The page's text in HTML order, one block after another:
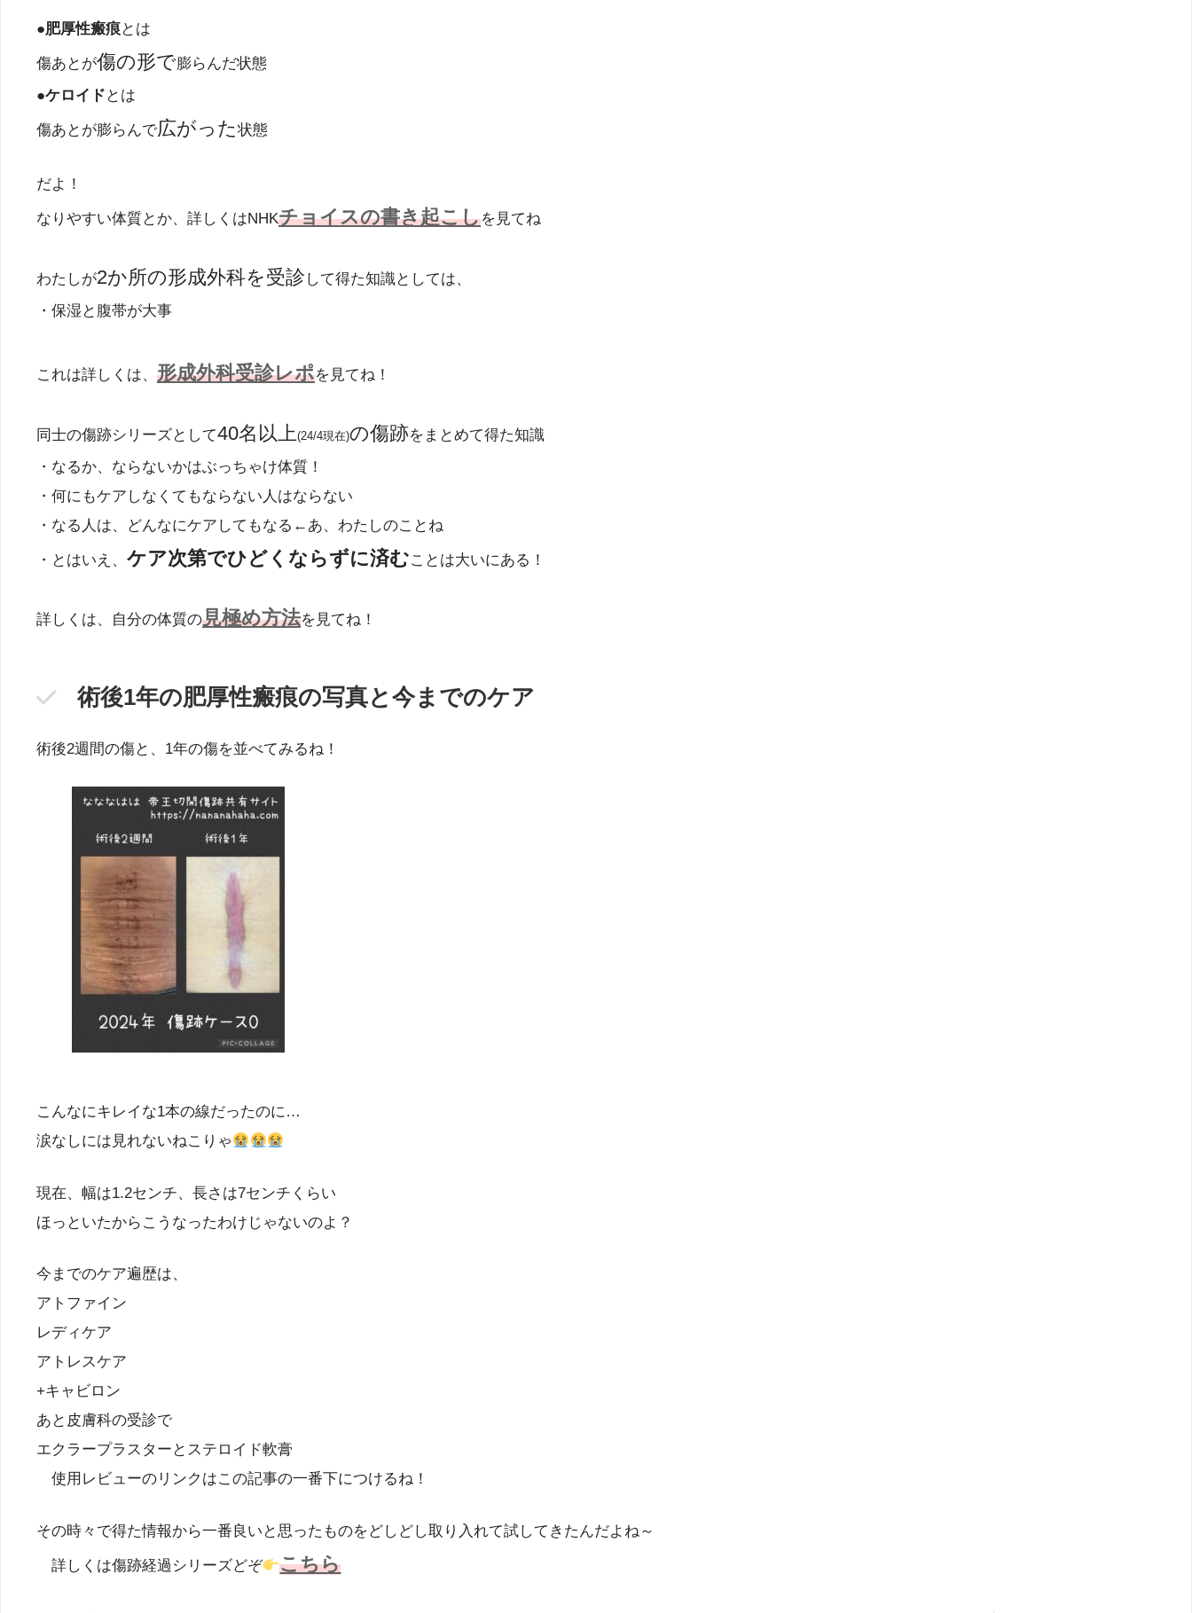
●肥厚性瘢痕とは
傷あとが傷の形で膨らんだ状態
●ケロイド とは
傷あとが膨らんで広がった 状態
だよ！
なりやすい体質とか、詳しくはNHKチョイスの書き起こしを見てね
わたしが2か所の形成外科を受診 して得た知識としては、
・保湿と腹帯が大事
これは詳しくは、 形成外科受診レポを見てね！
同士の傷跡シリーズとして40名以上(24/4現在)の傷跡をまとめて得た知識
・なるか、ならないかはぶっちゃけ体質！
・何にもケアしなくてもならない人はならない
・なる人は、どんなにケアしてもなる←あ、わたしのことね
・とはいえ、 ケア次第でひどくならずに済むことは大いにある！
詳しくは、自分の体質の見極め方法を見てね！
術後1年の肥厚性瘢痕の写真と今までのケア
術後2週間の傷と、1年の傷を並べてみるね！
こんなにキレイな1本の線だったのに…
涙なしには見れないねこりゃ
現在、幅は1.2センチ、長さは7センチくらい
ほっといたからこうなったわけじゃないのよ？
今までのケア遍歴は、
アトファイン
レディケア
アトレスケア
+キャビロン
あと皮膚科の受診で
エクラープラスターとステロイド軟膏
使用レビューのリンクはこの記事の一番下につけるね！
その時々で得た情報から一番良いと思ったものをどしどし取り入れて試してきたんだよね～
詳しくは傷跡経過シリーズどぞ こちら